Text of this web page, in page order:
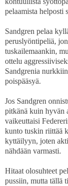
pelaamista helposti
Sandgren pelaa
peruslyöntipeliä,
tuskailemaankin,
ottelu
Sandgrenia
poispääsyä.
Jos Sandgren
pitkänä kuin hyvän
vaikeuttaisi
kunto tuskin riittää
kyttäilyyn, joten
nähdään varmasti.
Hitaat olosuhteet
pussiin, mutta tällä